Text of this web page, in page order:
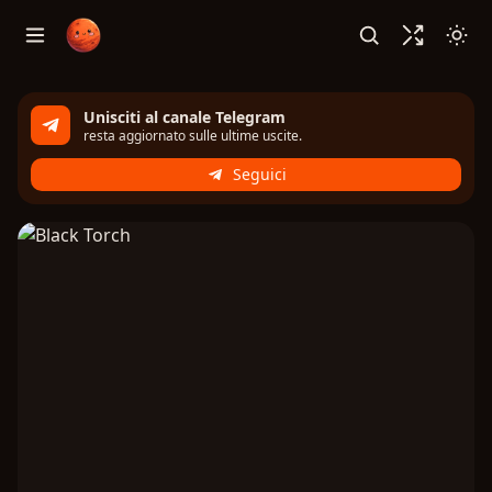
Unisciti al canale Telegram
resta aggiornato sulle ultime uscite.
Seguici